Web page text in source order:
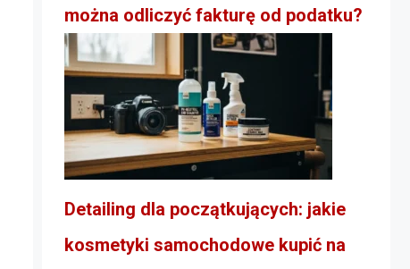
można odliczyć fakturę od podatku?
Detailing dla początkujących: jakie
kosmetyki samochodowe kupić na